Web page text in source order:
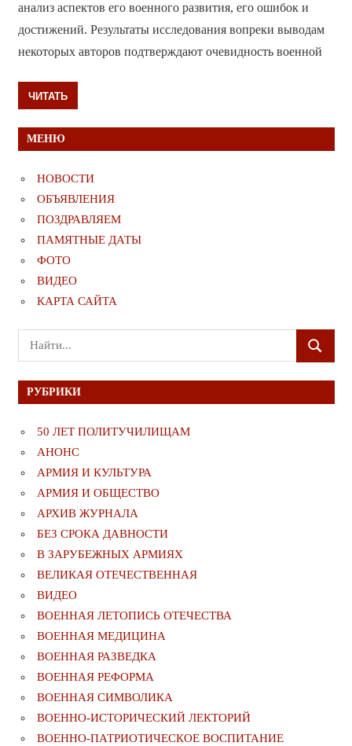
анализ аспектов его военного развития, его ошибок и
достижений. Результаты исследования вопреки выводам
некоторых авторов подтверждают очевидность военной
ЧИТАТЬ
МЕНЮ
НОВОСТИ
ОБЪЯВЛЕНИЯ
ПОЗДРАВЛЯЕМ
ПАМЯТНЫЕ ДАТЫ
ФОТО
ВИДЕО
КАРТА САЙТА
Поиск
для:
ПОИСК
РУБРИКИ
50 ЛЕТ ПОЛИТУЧИЛИЩАМ
АНОНС
АРМИЯ И КУЛЬТУРА
АРМИЯ И ОБЩЕСТВО
АРХИВ ЖУРНАЛА
БЕЗ СРОКА ДАВНОСТИ
В ЗАРУБЕЖНЫХ АРМИЯХ
ВЕЛИКАЯ ОТЕЧЕСТВЕННАЯ
ВИДЕО
ВОЕННАЯ ЛЕТОПИСЬ ОТЕЧЕСТВА
ВОЕННАЯ МЕДИЦИНА
ВОЕННАЯ РАЗВЕДКА
ВОЕННАЯ РЕФОРМА
ВОЕННАЯ СИМВОЛИКА
ВОЕННО-ИСТОРИЧЕСКИЙ ЛЕКТОРИЙ
ВОЕННО-ПАТРИОТИЧЕСКОЕ ВОСПИТАНИЕ